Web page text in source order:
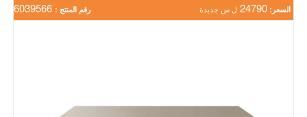
السعر: 24790 ل س جديدة رقم المنتج :